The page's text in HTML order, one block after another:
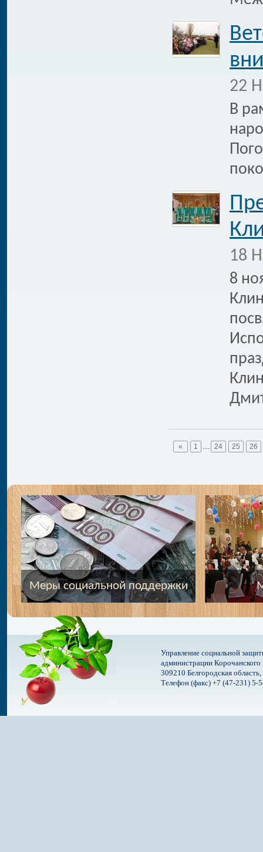
22
В
18
8
« 1 … 24 25 26
Меры социальной поддержки
Управление социальной
администрации
309210 Белгородская
Телефон (факс) +7 (47-231) 5-